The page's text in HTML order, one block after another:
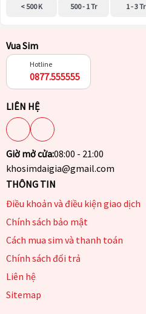
< 500 K 500 - 1 Tr 1 - 3 Tr
Vua Sim
Hotline
0877.555555
LIÊN HỆ
Giờ mở cửa:08:00 - 21:00
khosimdaigia@gmail.com
THÔNG TIN
Điều khoản và điều kiện giao dịch
Chính sách bảo mật
Cách mua sim và thanh toán
Chính sách đổi trả
Liên hệ
Sitemap